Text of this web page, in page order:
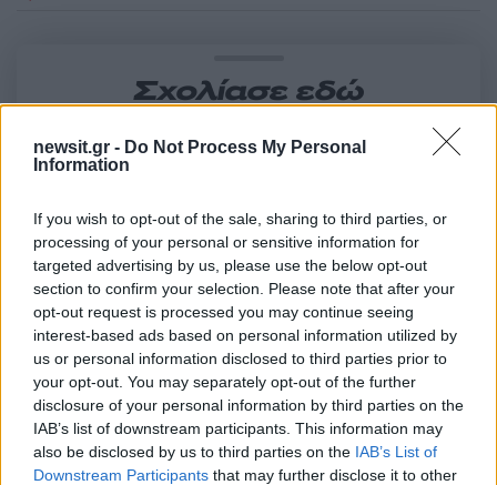
newsit.gr - Do Not Process My Personal
Information
If you wish to opt-out of the sale, sharing to third parties, or
processing of your personal or sensitive information for
targeted advertising by us, please use the below opt-out
section to confirm your selection. Please note that after your
opt-out request is processed you may continue seeing
interest-based ads based on personal information utilized by
us or personal information disclosed to third parties prior to
your opt-out. You may separately opt-out of the further
disclosure of your personal information by third parties on the
IAB’s list of downstream participants. This information may
also be disclosed by us to third parties on the IAB’s List of
Downstream Participants that may further disclose it to other
Σχολίασε εδώ
50 /50
2000 /2000
Υποβολή σχολίου
Όροι Χρήσης. Το site προστατεύεται από reCAPTCHA, ισχύουν
Πολιτική Απορρήτου&Όροι Χρήσηςτης Google.
Lifestyle
ΔΗΜΗΤΡΗΣ ΚΩΝΣΤΑΝΤΑΡΑΣ